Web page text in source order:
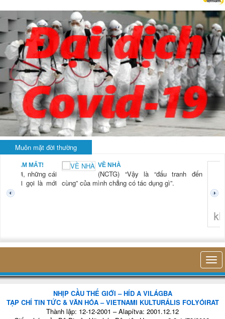
Muôn mặt đời thường
NAM MẤT!
“Xời, những cái
mới gọi là mới
VỀ NHÀ
(NCTG) “Vậy là “đấu tranh đến
cùng” của mình chẳng có tác dụng gì”.
NHỊP CẦU THẾ GIỚI – HÍD A VILÁGBA
TẠP CHÍ TIN TỨC & VĂN HÓA – VIETNAMI KULTURÁLIS FOLYÓIRAT
Thành lập: 12-12-2001 – Alapítva: 2001.12.12